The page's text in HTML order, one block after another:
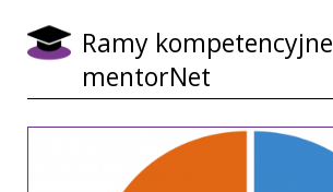
Ramy kompetencyjne
mentorNet